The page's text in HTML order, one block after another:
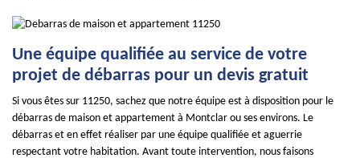
Une équipe qualifiée au service de votre
projet de débarras pour un devis gratuit
Si vous êtes sur 11250, sachez que notre équipe est à disposition pour le
débarras de maison et appartement à Montclar ou ses environs. Le
débarras et en effet réaliser par une équipe qualifiée et aguerrie
respectant votre habitation. Avant toute intervention, nous faisons